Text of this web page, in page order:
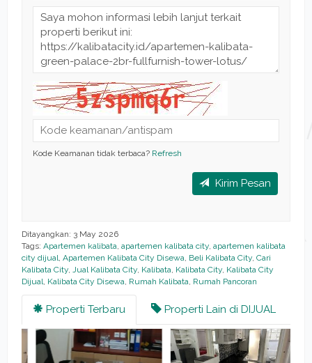
Kode Keamanan tidak terbaca? Refresh
Kirim Pesan
Ditayangkan: 3 May 2026
Tags: Apartemen kalibata, apartemen kalibata city, apartemen kalibata
city dijual, Apartemen Kalibata City Disewa, Beli Kalibata City, Cari
Kalibata City, Jual Kalibata City, Kalibata, Kalibata City, Kalibata City
Dijual, Kalibata City Disewa, Rumah Kalibata, Rumah Pancoran
Properti Terbaru Properti Lain di DIJUAL